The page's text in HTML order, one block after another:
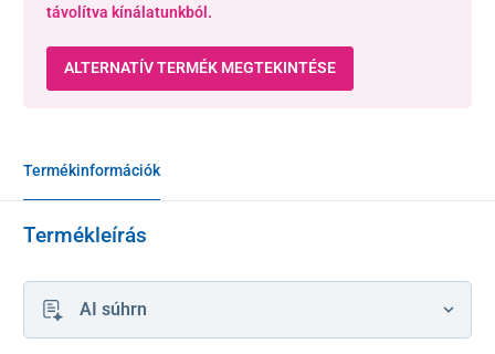
távolítva kínálatunkból.
ALTERNATÍV TERMÉK MEGTEKINTÉSE
Termékinformációk
Termékleírás
AI súhrn